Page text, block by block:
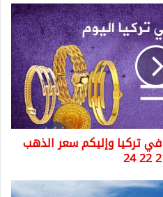
في تركيا وإليكم سعر الذهب